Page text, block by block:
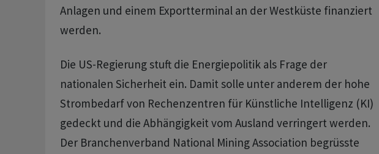
Anlagen und einem Exportterminal an der Westküste finanziert
werden.
Die US-Regierung stuft die Energiepolitik als Frage der
nationalen Sicherheit ein. Damit solle ‌unter anderem der hohe
Strombedarf von Rechenzentren für Künstliche Intelligenz (KI)
gedeckt und die Abhängigkeit vom Ausland verringert werden.
Der Branchenverband National Mining Association begrüsste ​